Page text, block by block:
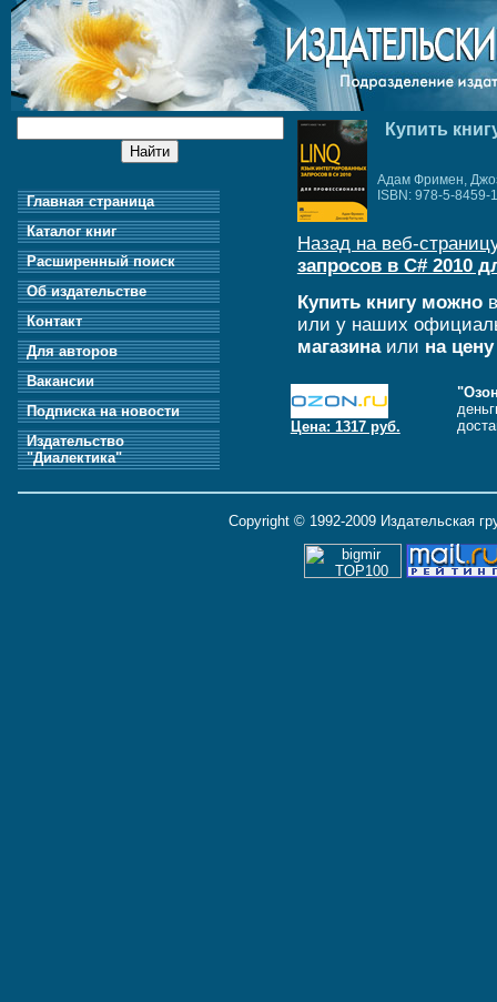
Главная страница
Каталог книг
Расширенный поиск
Об издательстве
Контакт
Для авторов
Вакансии
Подписка на новости
Издательство
"Диалектика"
Купить
Адам Фримен,
ISBN: 978-5-8459-
Назад на веб-
запросов в C# 2010
Купить книгу можнов
или у наших
магазинаили на
Цена: 1317 руб.
Copyright © 1992-2009 Издательская